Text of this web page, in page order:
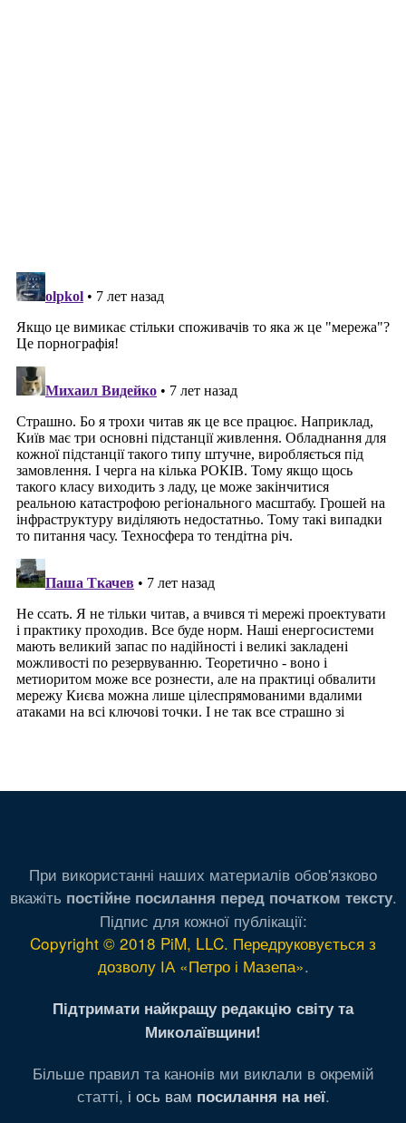
При використанні наших материалів обов'язково
вкажіть постійне посилання перед початком тексту.
Підпис для кожної публікації:
Copyright © 2018 PiM, LLC. Передруковується з
дозволу ІА «Петро і Мазепа».
Підтримати найкращу редакцію світу та
Миколаївщини!
Більше правил та канонів ми виклали в окремій
статті, і ось вам посилання на неї.